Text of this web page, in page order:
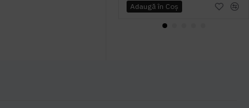
Adaugă în Coş